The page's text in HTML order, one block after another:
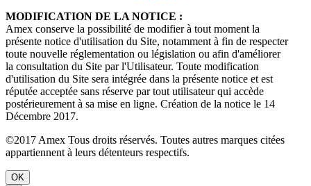
MODIFICATION DE LA NOTICE :
Amex conserve la possibilité de modifier à tout moment la
présente notice d'utilisation du Site, notamment à fin de respecter
toute nouvelle réglementation ou législation ou afin d'améliorer
la consultation du Site par l'Utilisateur. Toute modification
d'utilisation du Site sera intégrée dans la présente notice et est
réputée acceptée sans réserve par tout utilisateur qui accède
postérieurement à sa mise en ligne. Création de la notice le 14
Décembre 2017.
©2017 Amex Tous droits réservés. Toutes autres marques citées
appartiennent à leurs détenteurs respectifs.
OK